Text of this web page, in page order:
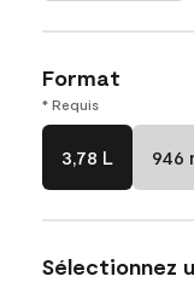
Format
* Requis
3,78 L 946
Sélectionnez